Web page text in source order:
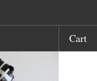
Cart